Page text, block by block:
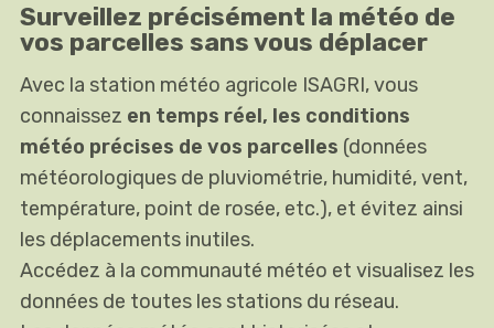
Surveillez précisément la météo de
vos parcelles sans vous déplacer
Avec la station météo agricole ISAGRI, vous
connaissez en temps réel, les conditions
météo précises de vos parcelles (données
météorologiques de pluviométrie, humidité, vent,
température, point de rosée, etc.), et évitez ainsi
les déplacements inutiles.
Accédez à la communauté météo et visualisez les
données de toutes les stations du réseau.